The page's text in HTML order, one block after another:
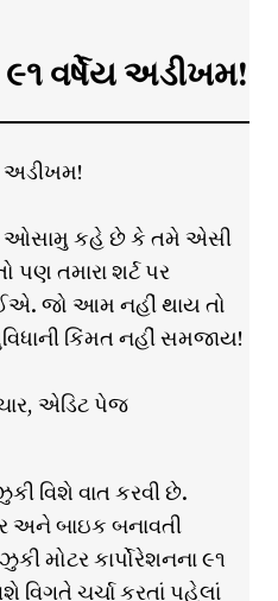
વર્ષેય અડીખમ!
અડીખમ!
ઓસામુ કહે છે કે તમે એસી
પણ તમારા શર્ટ પર
જો આમ નહીં થાય તો
કિંમત નહીં સમજાય!
એડિટ પેજ
વાત કરવી છે.
બાઇક બનાવતી
મોટર કાર્પોરેશનના ૯૧
વિગતે ચર્ચા કરતાં પહેલાં